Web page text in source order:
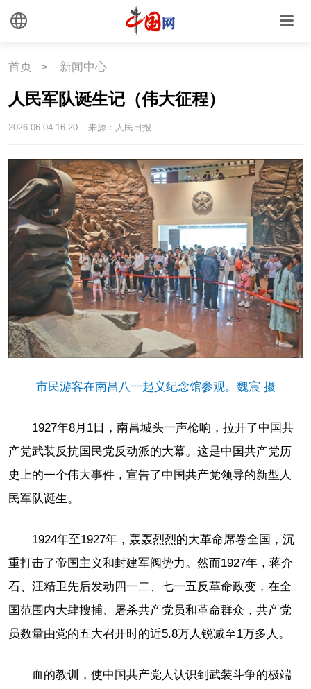
首页 > 新闻中心
人民军队诞生记（伟大征程）
2026-06-04 16:20 来源：人民日报
市民游客在南昌八一起义纪念馆参观。魏宸 摄
1927年8月1日，南昌城头一声枪响，拉开了中国共
产党武装反抗国民党反动派的大幕。这是中国共产党历
史上的一个伟大事件，宣告了中国共产党领导的新型人
民军队诞生。
1924年至1927年，轰轰烈烈的大革命席卷全国，沉
重打击了帝国主义和封建军阀势力。然而1927年，蒋介
石、汪精卫先后发动四一二、七一五反革命政变，在全
国范围内大肆搜捕、屠杀共产党员和革命群众，共产党
员数量由党的五大召开时的近5.8万人锐减至1万多人。
血的教训，使中国共产党人认识到武装斗争的极端